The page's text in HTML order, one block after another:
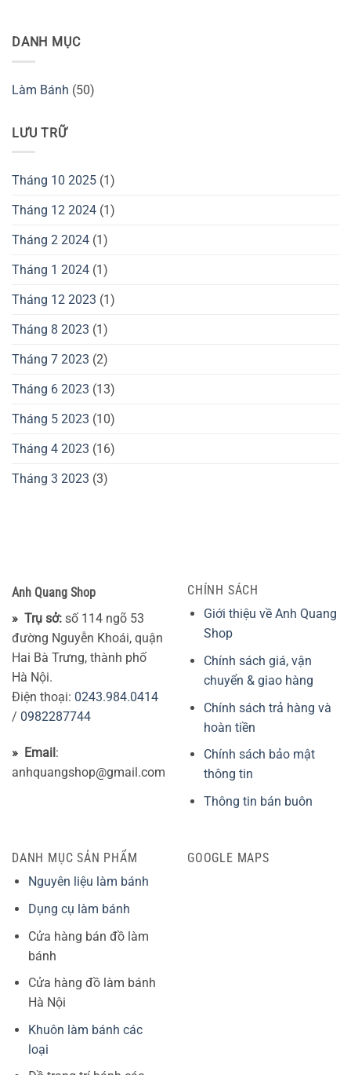
DANH MỤC
Làm Bánh (50)
LƯU TRỮ
Tháng 10 2025 (1)
Tháng 12 2024 (1)
Tháng 2 2024 (1)
Tháng 1 2024 (1)
Tháng 12 2023 (1)
Tháng 8 2023 (1)
Tháng 7 2023 (2)
Tháng 6 2023 (13)
Tháng 5 2023 (10)
Tháng 4 2023 (16)
Tháng 3 2023 (3)
Anh Quang Shop
» Trụ sở: số 114 ngõ 53
đường Nguyễn Khoái, quận
Hai Bà Trưng, thành phố
Hà Nội.
Điện thoại: 0243.984.0414
/ 0982287744
» Email:
anhquangshop@gmail.com
CHÍNH SÁCH
Giới thiệu về Anh Quang
Shop
Chính sách giá, vận
chuyển & giao hàng
Chính sách trả hàng và
hoàn tiền
Chính sách bảo mật
thông tin
Thông tin bán buôn
DANH MỤC SẢN PHẨM
Nguyên liệu làm bánh
Dụng cụ làm bánh
Cửa hàng bán đồ làm
bánh
Cửa hàng đồ làm bánh
Hà Nội
Khuôn làm bánh các
loại
GOOGLE MAPS